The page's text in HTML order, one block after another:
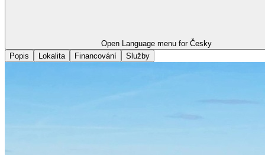
Open Language menu for Česky
Popis
Lokalita Financování Služby